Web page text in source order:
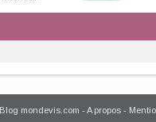
Blog mondevis.com - A propos -